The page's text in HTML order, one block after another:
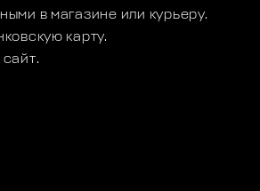
в магазине или курьеру.
карту.